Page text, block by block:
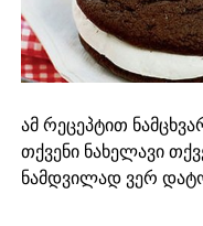
ამ რეცეპტით
თქვენი ნახელავი
ნამდვილად ვერ